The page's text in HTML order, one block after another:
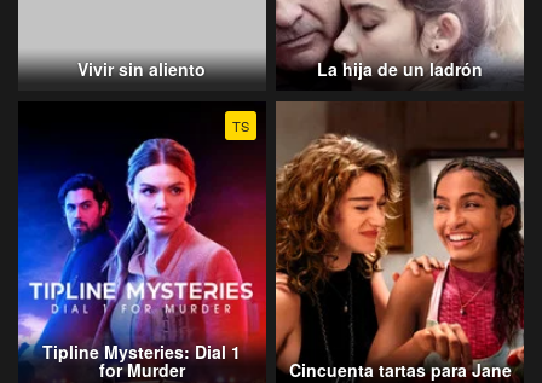
Vivir sin aliento La hija de un ladrón
TS
Tipline Mysteries: Dial 1
for Murder Cincuenta tartas para Jane